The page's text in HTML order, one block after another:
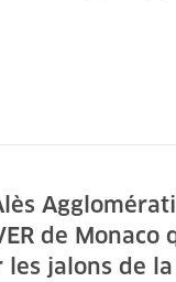
de
les jalons de